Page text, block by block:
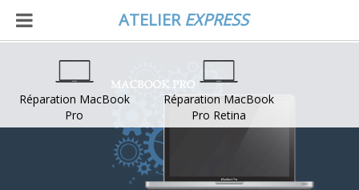
ATELIER EXPRESS
Réparation MacBook
Pro
Réparation MacBook
Pro Retina